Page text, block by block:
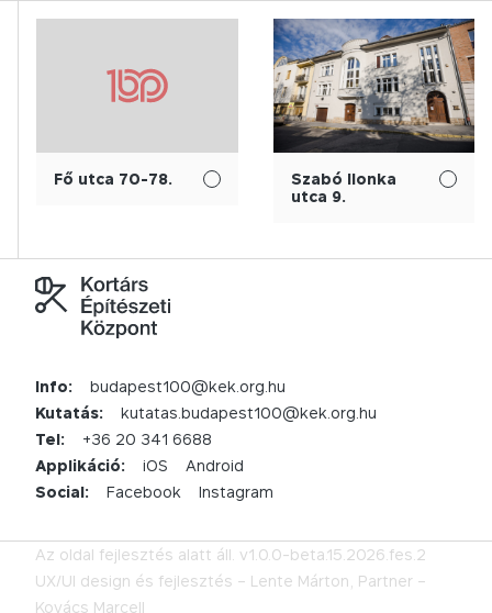
Fő utca 70-78.
Szabó Ilonka
utca 9.
Info:
budapest100@kek.org.hu
Kutatás:
kutatas.budapest100@kek.org.hu
Tel:
+36 20 341 6688
Applikáció:
iOS
Android
Social:
Facebook Instagram
Az oldal fejlesztés alatt áll. v1.0.0-beta.15.2026.fes.2
UX/UI design és fejlesztés – Lente Márton, Partner –
Kovács Marcell